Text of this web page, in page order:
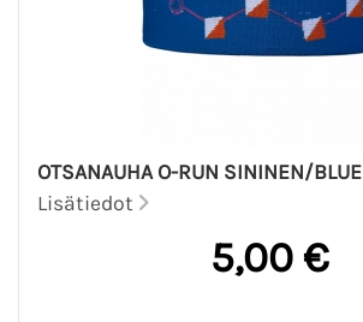
OTSANAUHA O-RUN SININEN/BLUE
Lisätiedot
5,00 €